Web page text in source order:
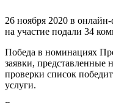
26 ноября 2020 в
на участие подали 34
Победа в номинациях
заявки, представленные
проверки список
услуги.